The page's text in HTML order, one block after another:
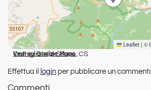
Leaflet | ©
Camigliatello Silano, CS
Vedi su Google Maps
Effettua il login per pubblicare un
Commenti